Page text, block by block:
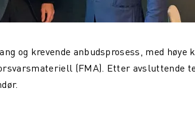
og krevende anbudsprosess, med
(FMA). Etter avsluttende